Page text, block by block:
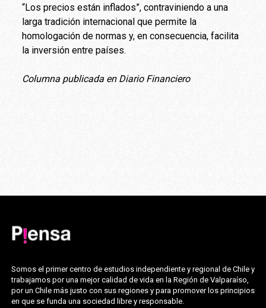
“Los precios están inflados”, contraviniendo a una
larga tradición internacional que permite la
homologación de normas y, en consecuencia, facilita
la inversión entre países.
Columna publicada en Diario Financiero
Somos el primer centro de estudios independiente y regional de Chile y
trabajamos por una mejor calidad de vida en la Región de Valparaíso,
por un Chile más justo con sus regiones y para promover los principios
en que se funda una sociedad libre y responsable.